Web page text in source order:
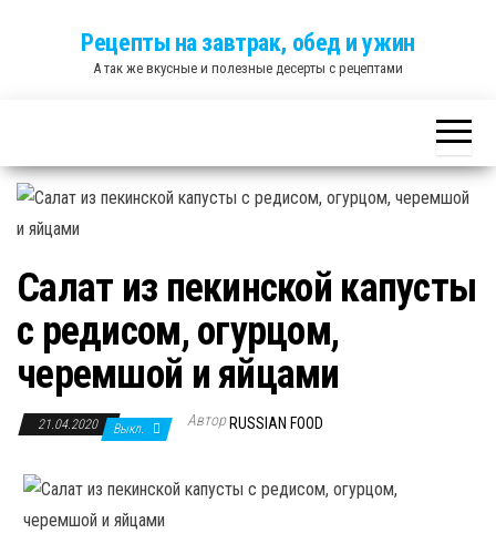
Рецепты на завтрак, обед и ужин
А так же вкусные и полезные десерты с рецептами
Салат из пекинской капусты
с редисом, огурцом,
черемшой и яйцами
21.04.2020 Выкл. Автор RUSSIAN FOOD